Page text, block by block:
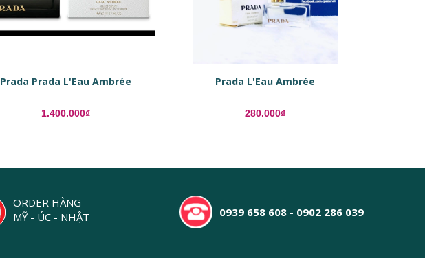
Prada Prada L'Eau Ambrée
1.400.000₫
Prada L'Eau Ambrée
280.000₫
ORDER HÀNG
MỸ - ÚC - NHẬT
0939 658 608 - 0902 286 039